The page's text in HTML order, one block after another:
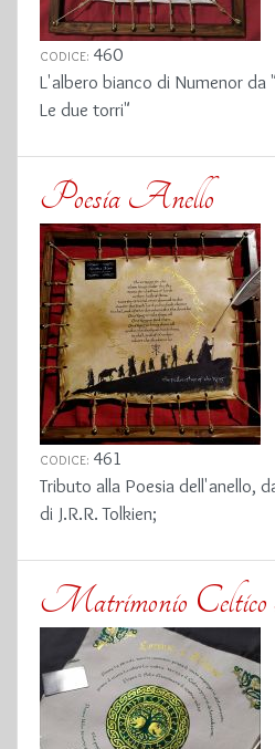
CODICE: 460
L'albero bianco di Numenor da
Le due torri"
Poesia Anello
CODICE: 461
Tributo alla Poesia dell'anello,
di J.R.R. Tolkien;
Matrimonio Celtico